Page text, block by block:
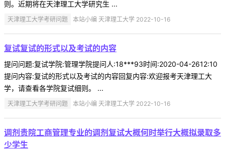
则。近期将在天津理工大学研究生 ...
天津理工大学考研问题 本站小编 天津理工大学 2022-10-16
复试复试的形式以及考试的内容
提问问题:复试学院:管理学院提问人:18***93时间:2020-04-2612:10
提问内容:复试的形式以及考试的内容回复内容:欢迎报考天津理工大
学，请查看各学院复试细则。 ...
天津理工大学考研问题 本站小编 天津理工大学 2022-10-16
调剂贵院工商管理专业的调剂复试大概何时举行大概拟录取多
少学生